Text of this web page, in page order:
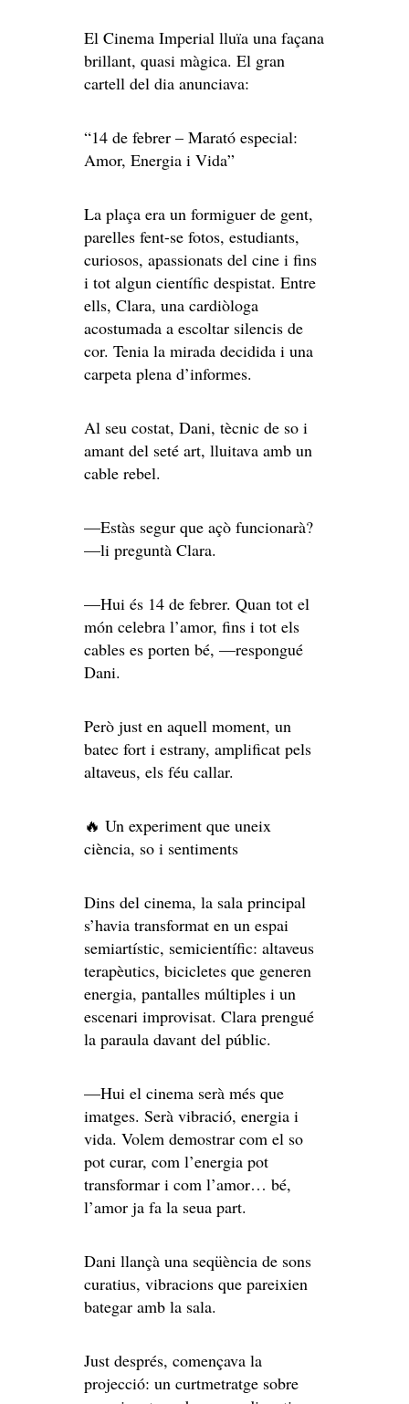
El Cinema Imperial lluïa una façana
brillant, quasi màgica. El gran
cartell del dia anunciava:
“14 de febrer – Marató especial:
Amor, Energia i Vida”
La plaça era un formiguer de gent,
parelles fent-se fotos, estudiants,
curiosos, apassionats del cine i fins
i tot algun científic despistat. Entre
ells, Clara, una cardiòloga
acostumada a escoltar silencis de
cor. Tenia la mirada decidida i una
carpeta plena d’informes.
Al seu costat, Dani, tècnic de so i
amant del seté art, lluitava amb un
cable rebel.
—Estàs segur que açò funcionarà?
—li preguntà Clara.
—Hui és 14 de febrer. Quan tot el
món celebra l’amor, fins i tot els
cables es porten bé, —respongué
Dani.
Però just en aquell moment, un
batec fort i estrany, amplificat pels
altaveus, els féu callar.
🔥 Un experiment que uneix
ciència, so i sentiments
Dins del cinema, la sala principal
s’havia transformat en un espai
semiartístic, semicientífic: altaveus
terapèutics, bicicletes que generen
energia, pantalles múltiples i un
escenari improvisat. Clara prengué
la paraula davant del públic.
—Hui el cinema serà més que
imatges. Serà vibració, energia i
vida. Volem demostrar com el so
pot curar, com l’energia pot
transformar i com l’amor… bé,
l’amor ja fa la seua part.
Dani llançà una seqüència de sons
curatius, vibracions que pareixien
bategar amb la sala.
Just després, començava la
projecció: un curtmetratge sobre